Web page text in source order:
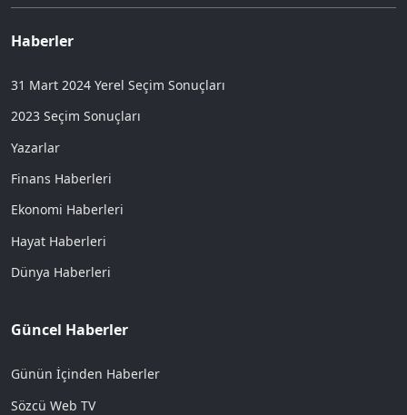
Haberler
31 Mart 2024 Yerel Seçim Sonuçları
2023 Seçim Sonuçları
Yazarlar
Finans Haberleri
Ekonomi Haberleri
Hayat Haberleri
Dünya Haberleri
Güncel Haberler
Günün İçinden Haberler
Sözcü Web TV